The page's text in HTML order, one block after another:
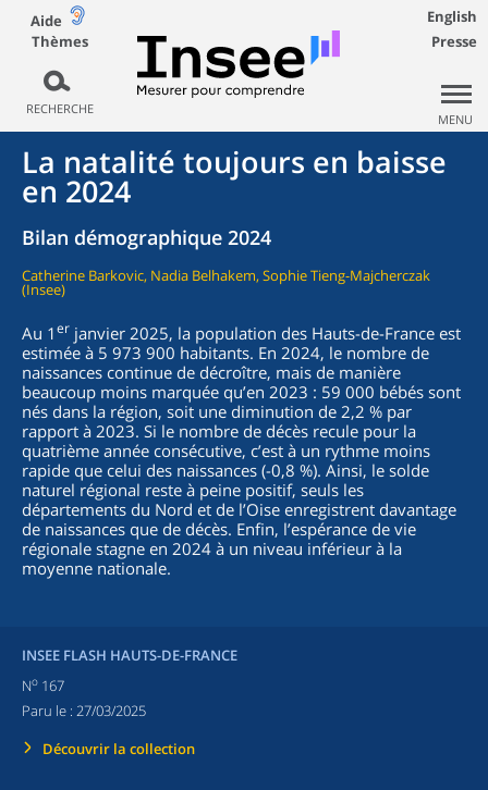
Aide
Thèmes
RECHERCHE
English
Presse
MENU
La natalité toujours en baisse
en 2024
Bilan démographique 2024
Catherine Barkovic, Nadia Belhakem, Sophie Tieng-Majcherczak
(Insee)
Au 1er janvier 2025, la population des Hauts-de-France est
estimée à 5 973 900 habitants. En 2024, le nombre de
naissances continue de décroître, mais de manière
beaucoup moins marquée qu’en 2023 : 59 000 bébés sont
nés dans la région, soit une diminution de 2,2 % par
rapport à 2023. Si le nombre de décès recule pour la
quatrième année consécutive, c’est à un rythme moins
rapide que celui des naissances (-0,8 %). Ainsi, le solde
naturel régional reste à peine positif, seuls les
départements du Nord et de l’Oise enregistrent davantage
de naissances que de décès. Enfin, l’espérance de vie
régionale stagne en 2024 à un niveau inférieur à la
moyenne nationale.
INSEE FLASH HAUTS-DE-FRANCE
No 167
Paru le : 27/03/2025
Découvrir la collection